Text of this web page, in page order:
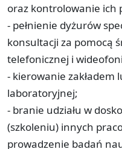
oraz kontrolowanie ich
- pełnienie dyżurów
konsultacji za pomocą
telefonicznej i
- kierowanie zakładem
laboratoryjnej;
- branie udziału w
(szkoleniu) innych
prowadzenie badań